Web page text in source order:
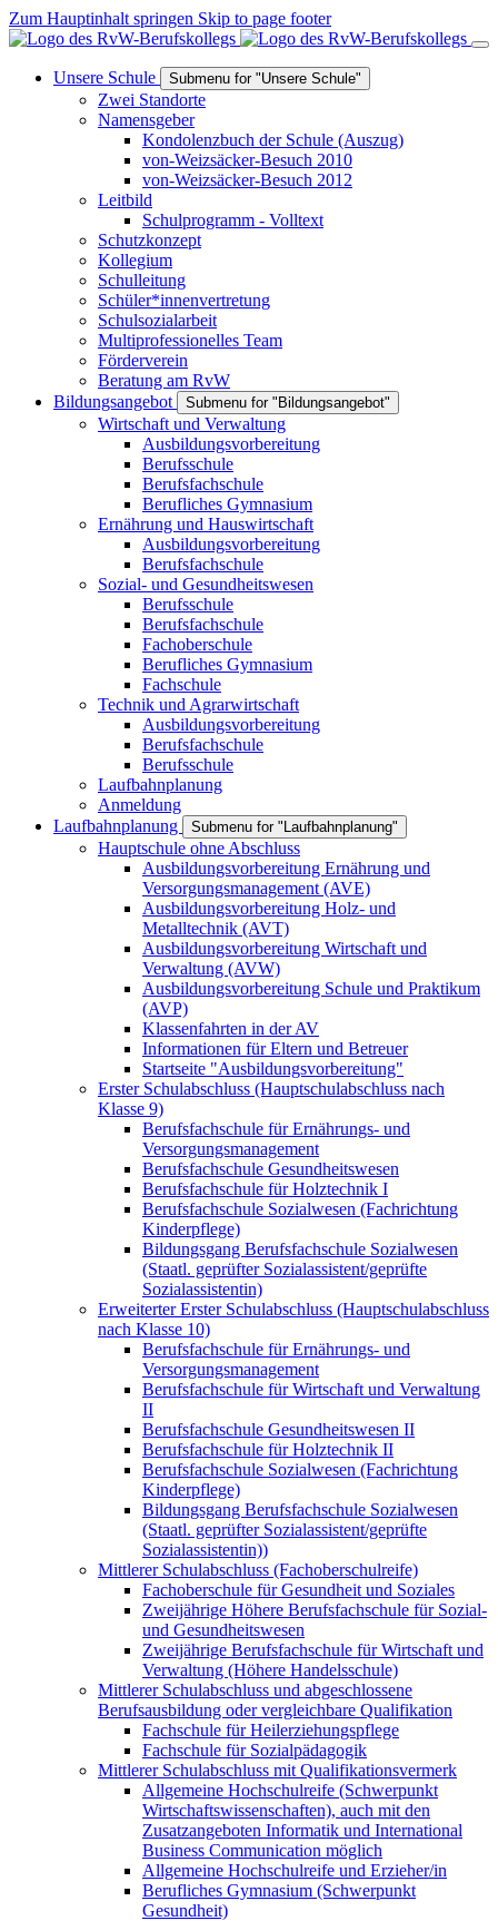
Zum Hauptinhalt springen Skip to page footer
Unsere Schule Submenu for "Unsere Schule"
Zwei Standorte
Namensgeber
Kondolenzbuch der Schule (Auszug)
von-Weizsäcker-Besuch 2010
von-Weizsäcker-Besuch 2012
Leitbild
Schulprogramm - Volltext
Schutzkonzept
Kollegium
Schulleitung
Schüler*innenvertretung
Schulsozialarbeit
Multiprofessionelles Team
Förderverein
Beratung am RvW
Bildungsangebot
Submenu for "Bildungsangebot"
Wirtschaft und Verwaltung
Ausbildungsvorbereitung
Berufsschule
Berufsfachschule
Berufliches Gymnasium
Ernährung und Hauswirtschaft
Ausbildungsvorbereitung
Berufsfachschule
Sozial- und Gesundheitswesen
Berufsschule
Berufsfachschule
Fachoberschule
Berufliches Gymnasium
Fachschule
Technik und Agrarwirtschaft
Ausbildungsvorbereitung
Berufsfachschule
Berufsschule
Laufbahnplanung
Anmeldung
Laufbahnplanung
Submenu for "Laufbahnplanung"
Hauptschule ohne Abschluss
Ausbildungsvorbereitung Ernährung und
Versorgungsmanagement (AVE)
Ausbildungsvorbereitung Holz- und
Metalltechnik (AVT)
Ausbildungsvorbereitung Wirtschaft und
Verwaltung (AVW)
Ausbildungsvorbereitung Schule und Praktikum
(AVP)
Klassenfahrten in der AV
Informationen für Eltern und Betreuer
Startseite "Ausbildungsvorbereitung"
Erster Schulabschluss (Hauptschulabschluss nach
Klasse 9)
Berufsfachschule für Ernährungs- und
Versorgungsmanagement
Berufsfachschule Gesundheitswesen
Berufsfachschule für Holztechnik I
Berufsfachschule Sozialwesen (Fachrichtung
Kinderpflege)
Bildungsgang Berufsfachschule Sozialwesen
(Staatl. geprüfter Sozialassistent/geprüfte
Sozialassistentin)
Erweiterter Erster Schulabschluss (Hauptschulabschluss
nach Klasse 10)
Berufsfachschule für Ernährungs- und
Versorgungsmanagement
Berufsfachschule für Wirtschaft und Verwaltung
II
Berufsfachschule Gesundheitswesen II
Berufsfachschule für Holztechnik II
Berufsfachschule Sozialwesen (Fachrichtung
Kinderpflege)
Bildungsgang Berufsfachschule Sozialwesen
(Staatl. geprüfter Sozialassistent/geprüfte
Sozialassistentin))
Mittlerer Schulabschluss (Fachoberschulreife)
Fachoberschule für Gesundheit und Soziales
Zweijährige Höhere Berufsfachschule für Sozial-
und Gesundheitswesen
Zweijährige Berufsfachschule für Wirtschaft und
Verwaltung (Höhere Handelsschule)
Mittlerer Schulabschluss und abgeschlossene
Berufsausbildung oder vergleichbare Qualifikation
Fachschule für Heilerziehungspflege
Fachschule für Sozialpädagogik
Mittlerer Schulabschluss mit Qualifikationsvermerk
Allgemeine Hochschulreife (Schwerpunkt
Wirtschaftswissenschaften), auch mit den
Zusatzangeboten Informatik und International
Business Communication möglich
Allgemeine Hochschulreife und Erzieher/in
Berufliches Gymnasium (Schwerpunkt
Gesundheit)